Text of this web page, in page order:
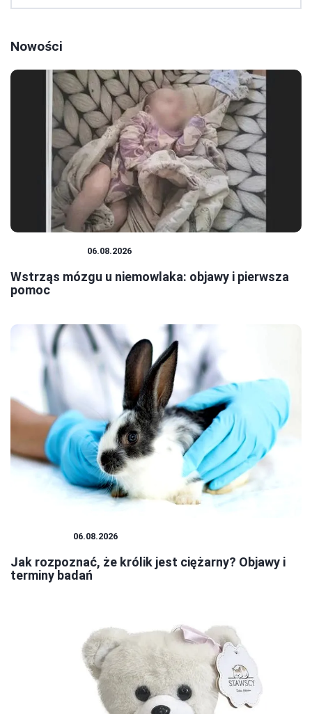
Nowości
06.08.2026
Wstrząs mózgu u niemowlaka: objawy i pierwsza
pomoc
06.08.2026
Jak rozpoznać, że królik jest ciężarny? Objawy i
terminy badań